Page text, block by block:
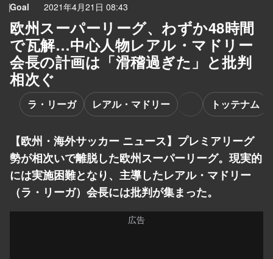
Goal 2021年4月21日 08:43
欧州スーパーリーグ、わずか48時間
で瓦解…中心人物レアル・マドリー
会長の計画は「滑稽過ぎた」と批判
相次ぐ
ラ・リーガ レアル・マドリー トッテナム
【欧州・海外サッカー ニュース】プレミアリーグ
勢が相次いで離脱した欧州スーパーリーグ。現実的
には実施困難となり、主導したレアル・マドリー
（ラ・リーガ）会長には批判が集まった。